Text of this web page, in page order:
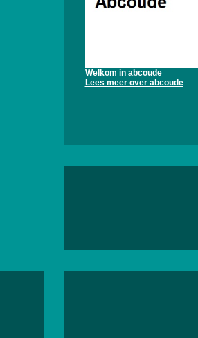
Welkom in abcoude
Lees meer over abcoude